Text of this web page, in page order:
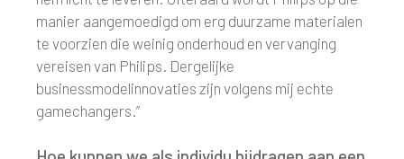
manier aangemoedigd om erg duurzame materialen
te voorzien die weinig onderhoud en vervanging
vereisen van Philips. Dergelijke
businessmodelinnovaties zijn volgens mij echte
gamechangers.”